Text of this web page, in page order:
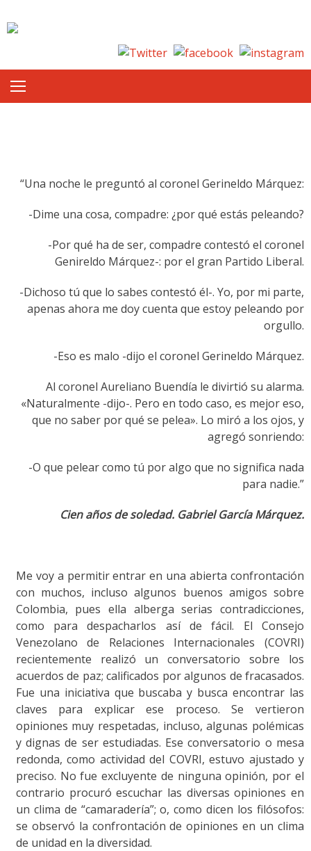
“Una noche le preguntó al coronel Gerineldo Márquez:
-Dime una cosa, compadre: ¿por qué estás peleando?
-Por qué ha de ser, compadre contestó el coronel
Genireldo Márquez-: por el gran Partido Liberal.
-Dichoso tú que lo sabes contestó él-. Yo, por mi parte,
apenas ahora me doy cuenta que estoy peleando por
orgullo.
-Eso es malo -dijo el coronel Gerineldo Márquez.
Al coronel Aureliano Buendía le divirtió su alarma.
«Naturalmente -dijo-. Pero en todo caso, es mejor eso,
que no saber por qué se pelea». Lo miró a los ojos, y
agregó sonriendo:
-O que pelear como tú por algo que no significa nada
para nadie.”
Cien años de soledad. Gabriel García Márquez.
Me voy a permitir entrar en una abierta confrontación
con muchos, incluso algunos buenos amigos sobre
Colombia, pues ella alberga serias contradicciones,
como para despacharlos así de fácil. El Consejo
Venezolano de Relaciones Internacionales (COVRI)
recientemente realizó un conversatorio sobre los
acuerdos de paz; calificados por algunos de fracasados.
Fue una iniciativa que buscaba y busca encontrar las
claves para explicar ese proceso. Se vertieron
opiniones muy respetadas, incluso, algunas polémicas
y dignas de ser estudiadas. Ese conversatorio o mesa
redonda, como actividad del COVRI, estuvo ajustado y
preciso. No fue excluyente de ninguna opinión, por el
contrario procuró escuchar las diversas opiniones en
un clima de “camaradería”; o, como dicen los filósofos:
se observó la confrontación de opiniones en un clima
de unidad en la diversidad.